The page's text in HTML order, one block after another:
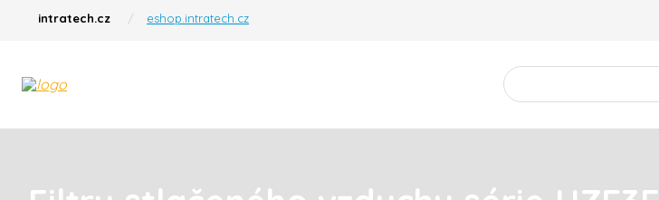
intratech.cz eshop.intratech.cz
Vyhledávání